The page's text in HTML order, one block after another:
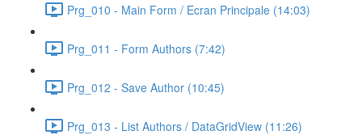
Prg_010 - Main Form / Ecran Principale (14:03)
Prg_011 - Form Authors (7:42)
Prg_012 - Save Author (10:45)
Prg_013 - List Authors / DataGridView (11:26)